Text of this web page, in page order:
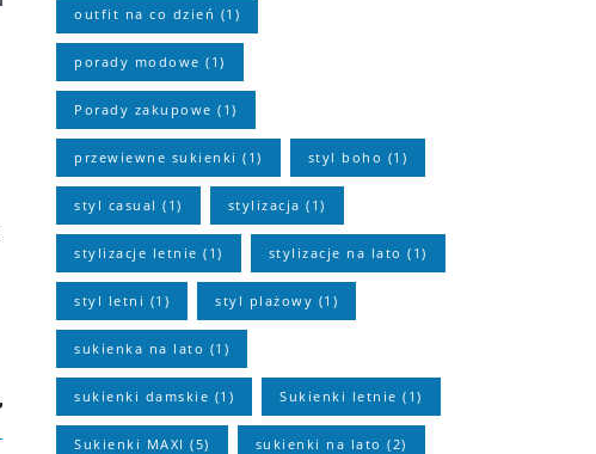
outfit na co dzień (1)
porady modowe (1)
Porady zakupowe (1)
przewiewne sukienki (1) styl boho (1)
styl casual (1) stylizacja (1)
stylizacje letnie (1) stylizacje na lato (1)
styl letni (1) styl plażowy (1)
sukienka na lato (1)
sukienki damskie (1) Sukienki letnie (1)
Sukienki MAXI (5) sukienki na lato (2)